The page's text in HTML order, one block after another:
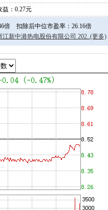
益：0.27元
倍
扣除后中位市盈率：26.16倍
新中港热电股份有限公司 202..(更多)